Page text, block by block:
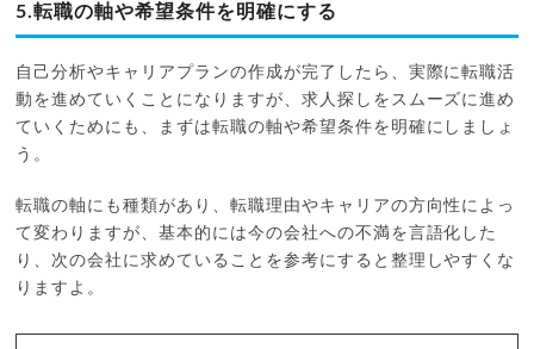
5.転職の軸や希望条件を明確にする
自己分析やキャリアプランの作成が完了したら、実際に転職活
動を進めていくことになりますが、求人探しをスムーズに進め
ていくためにも、まずは転職の軸や希望条件を明確にしましょ
う。
転職の軸にも種類があり、転職理由やキャリアの方向性によっ
て変わりますが、基本的には今の会社への不満を言語化した
り、次の会社に求めていることを参考にすると整理しやすくな
りますよ。